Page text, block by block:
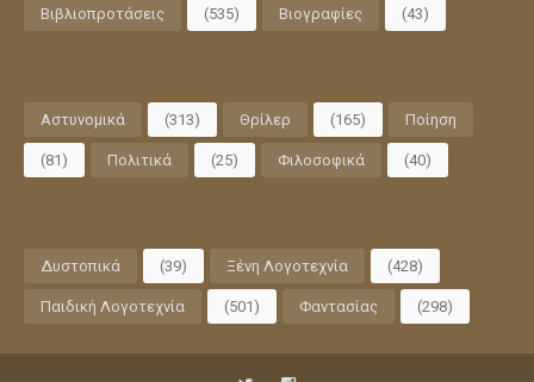
Βιβλιοπροτάσεις (535) Βιογραφίες (43)
Αστυνομικά (313) Θρίλερ (165) Ποίηση
(81) Πολιτικά (25) Φιλοσοφικά (40)
Δυστοπικά (39) Ξένη Λογοτεχνία (428)
Παιδική Λογοτεχνία (501) Φαντασίας (298)